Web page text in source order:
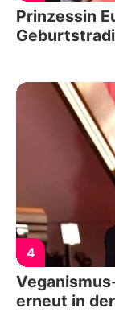
Prinzessin
4
erneut in